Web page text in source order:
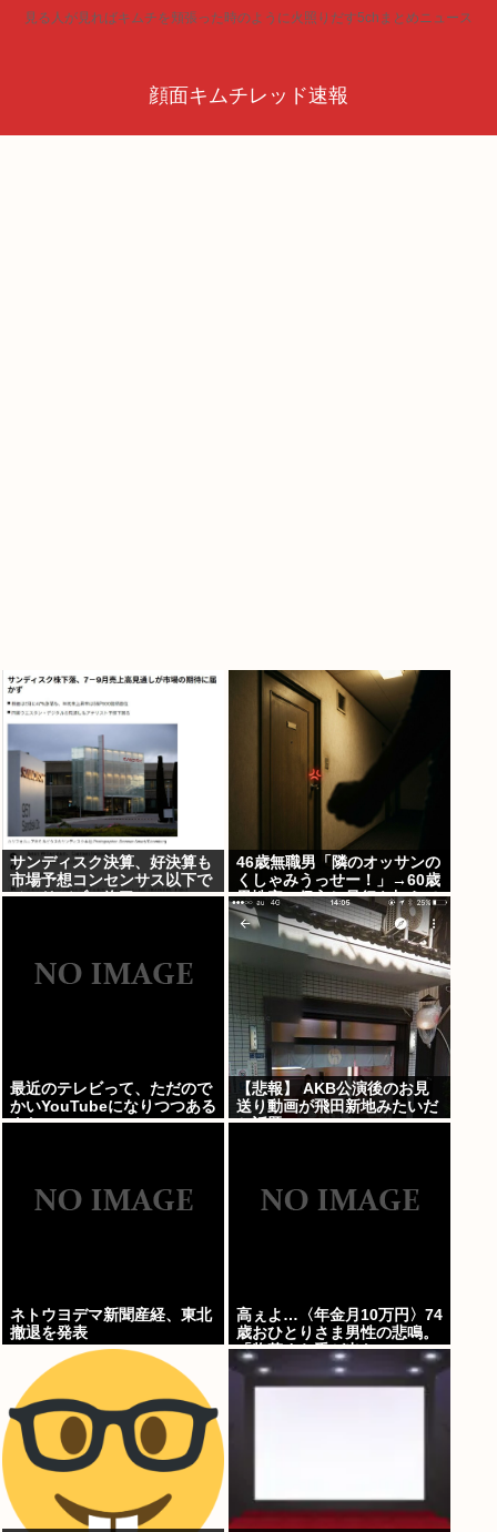
見る人が見ればキムチを頬張った時のように火照りだす5chまとめニュース
顔面キムチレッド速報
サンディスク決算、好決算も
市場予想コンセンサス以下で
メモリバブル終了へ
46歳無職男「隣のオッサンの
くしゃみうっせー！」→60歳
男性宅に侵入し暴行を加えて
逮捕
最近のテレビって、ただので
かいYouTubeになりつつある
よな
【悲報】 AKB公演後のお見
送り動画が飛田新地みたいだ
と話題に・・・
ネトウヨデマ新聞産経、東北
撤退を発表
高ぇよ…〈年金月10万円〉74
歳おひとりさま男性の悲鳴。
「惣菜すら手が出ない」